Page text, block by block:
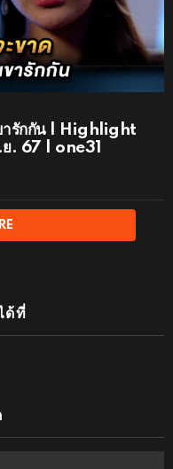
ขารักกัน | Highlight
. 67 | one31
ด้ที่